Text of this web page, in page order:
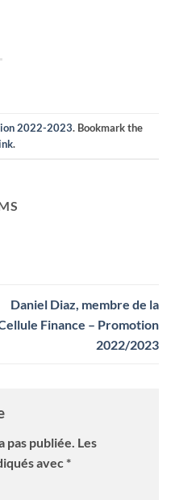
2022-2023. Bookmark the
.
Daniel Diaz, membre de la
Finance – Promotion
2022/2023
pas publiée. Les
avec*